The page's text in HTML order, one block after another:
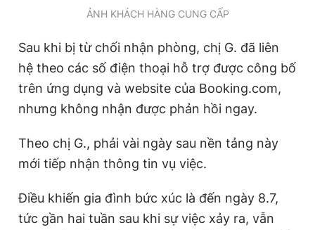
ẢNH KHÁCH HÀNG CUNG CẤP
Sau khi bị từ chối nhận phòng, chị G. đã liên
hệ theo các số điện thoại hỗ trợ được công bố
trên ứng dụng và website của Booking.com,
nhưng không nhận được phản hồi ngay.
Theo chị G., phải vài ngày sau nền tảng này
mới tiếp nhận thông tin vụ việc.
Điều khiến gia đình bức xúc là đến ngày 8.7,
tức gần hai tuần sau khi sự việc xảy ra, vẫn